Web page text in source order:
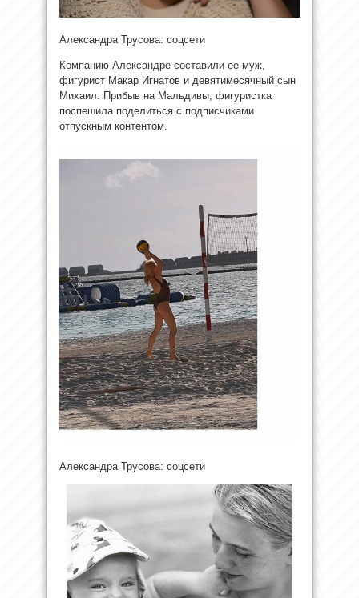
Александра Трусова: соцсети
Компанию Александре составили ее муж,
фигурист Макар Игнатов и девятимесячный сын
Михаил. Прибыв на Мальдивы, фигуристка
поспешила поделиться с подписчиками
отпускным контентом.
Александра Трусова: соцсети